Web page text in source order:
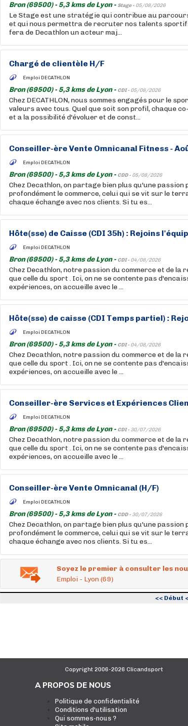
Bron (69500) - 5,3 kms de Lyon - Stage - 05/08/2026
Le Stage est une stratégie qui contribue au
et qui nous permettra de recruter nos talents
fera de Decathlon un acteur maj...
Chargé de clientèle H/F
Emploi DECATHLON
Bron (69500) - 5,3 kms de Lyon - CDI - 05/08/2026
Chez DECATHLON, nous sommes engagés pour le
valeurs avec tous. Quel que soit son profil, chaque
et a la possibilité d'évoluer et de const...
Conseiller-ère Vente Omnicanal Fitness -
Emploi DECATHLON
Bron (69500) - 5,3 kms de Lyon - CDD - 05/08/2026
Chez Decathlon, on partage bien plus qu'une passion
profondément le commerce, celui qui se vit sur le
chaque échange avec nos clients. Si tu es...
Hôte(sse) de Caisse (CDI 35h) : Rejoins
Emploi DECATHLON
Bron (69500) - 5,3 kms de Lyon - CDI - 04/08/2026
Chez Decathlon, notre passion du commerce et de
que celle du sport . Ici, on ne se contente pas
expériences, on accueille avec le ...
Hôte(sse) de caisse (CDI Temps partiel) :
Emploi DECATHLON
Bron (69500) - 5,3 kms de Lyon - CDI - 04/08/2026
Chez Decathlon, notre passion du commerce et de
que celle du sport . Ici, on ne se contente pas
expériences, on accueille avec le ...
Conseiller-ère Services et Expériences
Emploi DECATHLON
Bron (69500) - 5,3 kms de Lyon - CDI - 30/07/2026
Chez Decathlon, notre passion du commerce et de
que celle du sport . Ici, on ne se contente pas
expériences, on accueille avec le ...
Conseiller-ère Vente Omnicanal (H/F)
Emploi DECATHLON
Bron (69500) - 5,3 kms de Lyon - CDD - 30/07/2026
Chez Decathlon, on partage bien plus qu'une passion
profondément le commerce, celui qui se vit sur le
chaque échange avec nos clients. Si tu es...
Soyez le premier à consulter les
Emploi - Lyon (69)
<< Début
Copyright 2006-2026 Clicandsport
A PROPOS DE NOUS
Politique de confidentialité
Conditions d'utilisation
Qui sommes-nous ?